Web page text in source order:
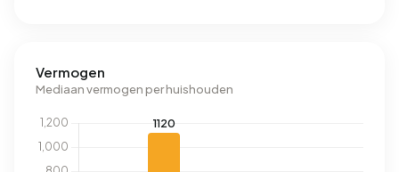
Vermogen
Mediaan vermogen per huishouden